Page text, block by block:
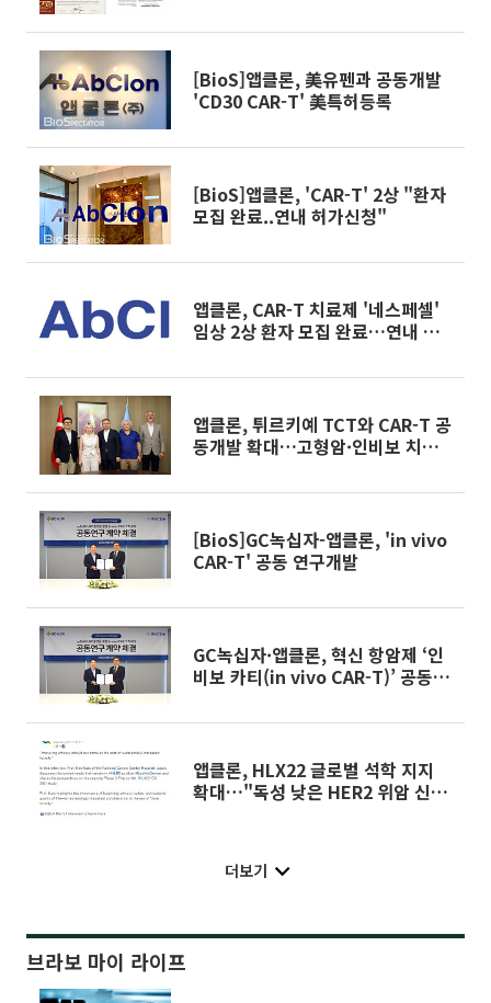
[BioS]앱클론, 美유펜과 공동개발
'CD30 CAR-T' 美특허등록
[BioS]앱클론, 'CAR-T' 2상 "환자
모집 완료..연내 허가신청"
앱클론, CAR-T 치료제 '네스페셀'
임상 2상 환자 모집 완료…연내 품
앱클론, 튀르키예 TCT와 CAR-T 공
동개발 확대…고형암·인비보 치료
[BioS]GC녹십자-앱클론, 'in vivo
CAR-T' 공동 연구개발
GC녹십자·앱클론, 혁신 항암제 ‘인
비보 카티(in vivo CAR-T)’ 공동 개
앱클론, HLX22 글로벌 석학 지지
확대…"독성 낮은 HER2 위암 신약
더보기
브라보 마이 라이프